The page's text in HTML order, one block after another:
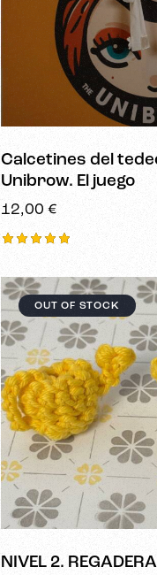
Calcetines del
Unibrow. El juego
12,00 €
5.00
de 5
OUT OF STOCK
NIVEL 2.